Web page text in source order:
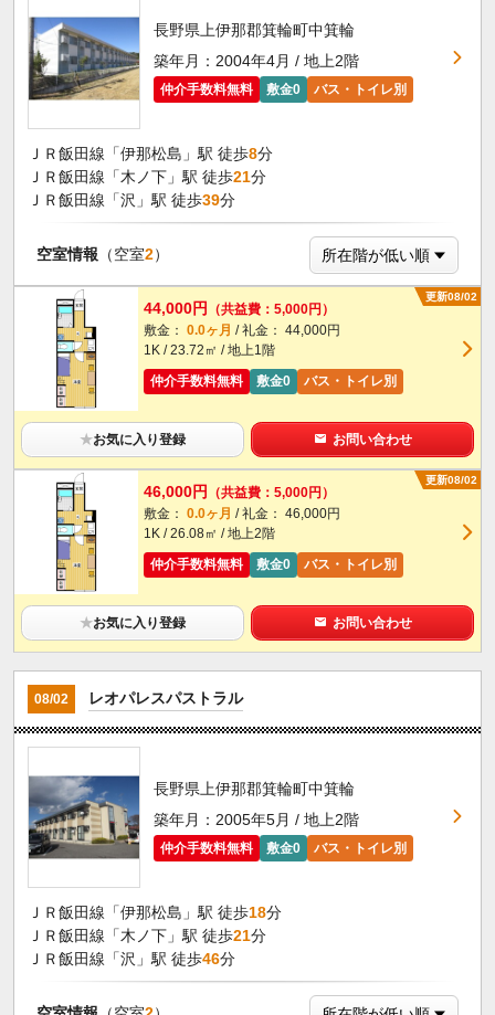
長野県上伊那郡箕輪町中箕輪
築年月：2004年4月 / 地上2階
仲介手数料無料 敷金0 バス・トイレ別
ＪＲ飯田線「伊那松島」駅 徒歩8分
ＪＲ飯田線「木ノ下」駅 徒歩21分
ＪＲ飯田線「沢」駅 徒歩39分
空室情報 （空室2）
更新08/02
44,000円
（共益費：5,000円）
敷金： 0.0ヶ月 / 礼金： 44,000円
1K / 23.72㎡ / 地上1階
仲介手数料無料
敷金0 バス・トイレ別
★お気に入り登録 お問い合わせ
更新08/02
46,000円
（共益費：5,000円）
敷金： 0.0ヶ月 / 礼金： 46,000円
1K / 26.08㎡ / 地上2階
仲介手数料無料
敷金0 バス・トイレ別
★お気に入り登録 お問い合わせ
08/02 レオパレスパストラル
長野県上伊那郡箕輪町中箕輪
築年月：2005年5月 / 地上2階
仲介手数料無料 敷金0 バス・トイレ別
ＪＲ飯田線「伊那松島」駅 徒歩18分
ＪＲ飯田線「木ノ下」駅 徒歩21分
ＪＲ飯田線「沢」駅 徒歩46分